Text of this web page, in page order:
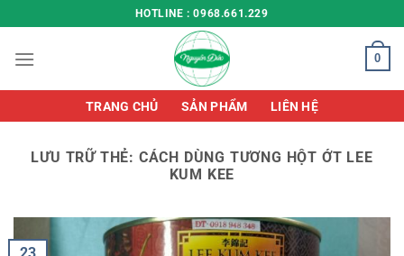
đến
nội
HOTLINE : 0968.661.229
0
TRANG CHỦ SẢN PHẨM LIÊN HỆ
LƯU TRỮ THẺ: CÁCH DÙNG TƯƠNG HỘT ỚT LEE
KUM KEE